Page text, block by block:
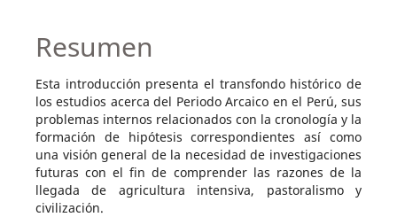
Resumen
Esta introducción presenta el transfondo histórico de
los estudios acerca del Periodo Arcaico en el Perú, sus
problemas internos relacionados con la cronología y la
formación de hipótesis correspondientes así como
una visión general de la necesidad de investigaciones
futuras con el fin de comprender las razones de la
llegada de agricultura intensiva, pastoralismo y
civilización.